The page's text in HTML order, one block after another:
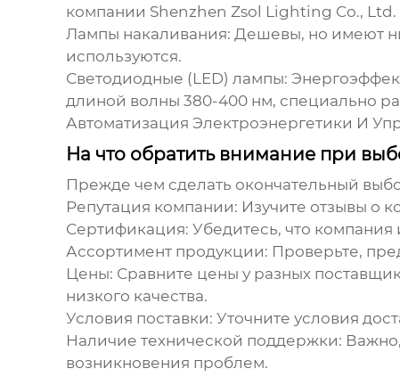
компании Shenzhen Zsol Lighting Co.,
Лампы накаливания: Дешевы, но имеют
используются.
Светодиодные (LED) лампы:
длиной волны 380-400 нм, специально
Автоматизация Электроэнергетики И
На что обратить внимание при
Прежде чем сделать окончательный
Репутация компании: Изучите отзывы о
Сертификация: Убедитесь, что
Ассортимент продукции: Проверьте,
Цены: Сравните цены у разных
низкого качества.
Условия поставки: Уточните условия
Наличие технической поддержки:
возникновения проблем.